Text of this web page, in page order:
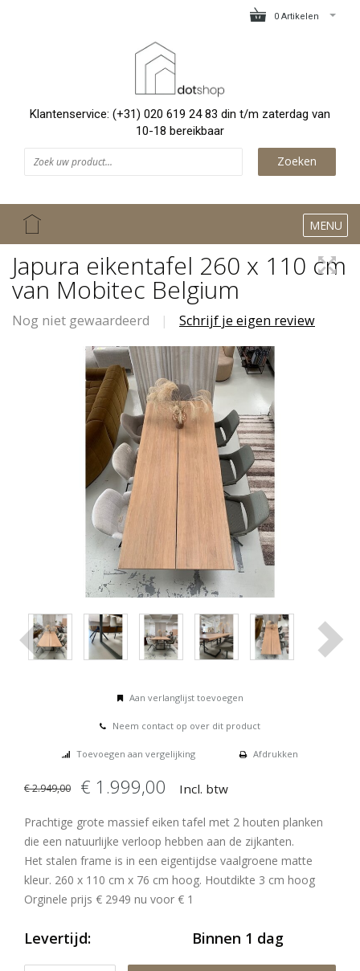
0 Artikelen
Klantenservice: (+31) 020 619 24 83 din t/m zaterdag van
10-18 bereikbaar
Zoeken
MENU
Japura eikentafel 260 x 110 cm
van Mobitec Belgium
Nog niet gewaardeerd | Schrijf je eigen review
Aan verlanglijst toevoegen
Neem contact op over dit product
Toevoegen aan vergelijking Afdrukken
€ 2.949,00 € 1.999,00 Incl. btw
Prachtige grote massief eiken tafel met 2 houten planken
die een natuurlijke verloop hebben aan de zijkanten.
Het stalen frame is in een eigentijdse vaalgroene matte
kleur. 260 x 110 cm x 76 cm hoog. Houtdikte 3 cm hoog
Orginele prijs € 2949 nu voor € 1
Levertijd: Binnen 1 dag